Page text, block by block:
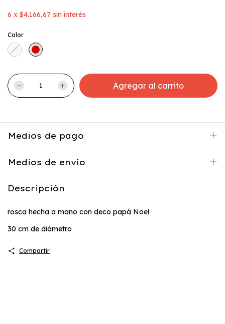
6 x $4.166,67 sin interés
Color
Medios de pago
Medios de envío
Descripción
rosca hecha a mano con deco papá Noel
30 cm de diámetro
Compartir